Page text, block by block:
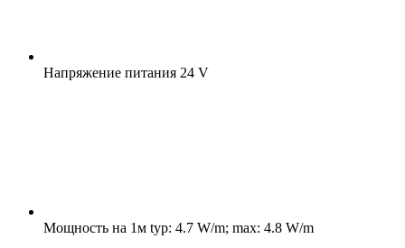
Напряжение питания 24 V
Мощность на 1м typ: 4.7 W/m; max: 4.8 W/m